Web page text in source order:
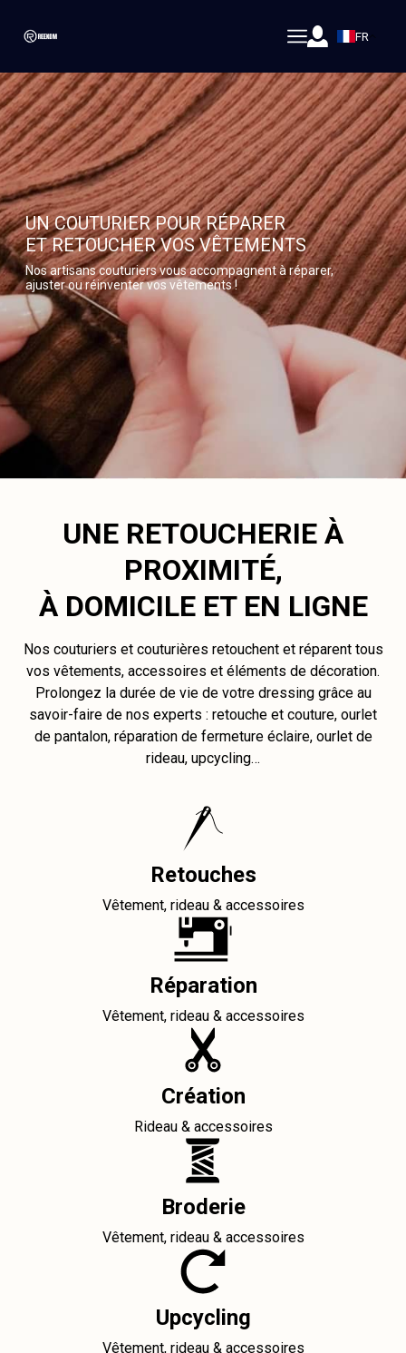
FR
UN COUTURIER POUR RÉPARER
ET RETOUCHER VOS VÊTEMENTS
Nos artisans couturiers vous accompagnent à réparer,
ajuster ou réinventer vos vêtements !
UNE RETOUCHERIE À
PROXIMITÉ,
À DOMICILE ET EN LIGNE
Nos couturiers et couturières retouchent et réparent tous
vos vêtements, accessoires et éléments de décoration.
Prolongez la durée de vie de votre dressing grâce au
savoir-faire de nos experts : retouche et couture, ourlet
de pantalon, réparation de fermeture éclaire, ourlet de
rideau, upcycling…
Retouches
Vêtement, rideau & accessoires
Réparation
Vêtement, rideau & accessoires
Création
Rideau & accessoires
Broderie
Vêtement, rideau & accessoires
Upcycling
Vêtement, rideau & accessoires